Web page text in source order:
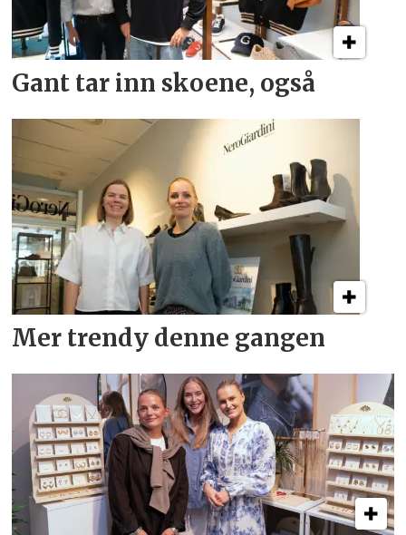
Gant tar inn skoene, også
Mer trendy denne gangen